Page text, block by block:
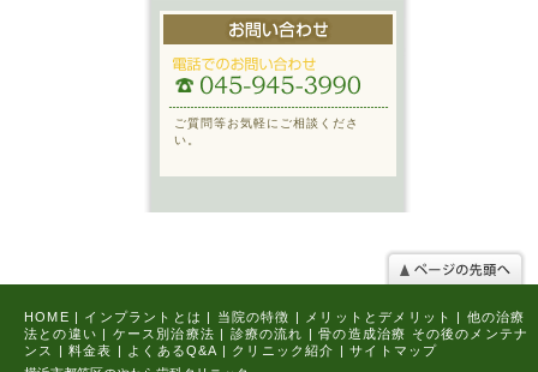
ご質問等お気軽にご相談くださ
い。
HOME | インプラントとは | 当院の特徴 | メリットとデメリット | 他の治療
法との違い | ケース別治療法 | 診療の流れ | 骨の造成治療 その後のメンテナ
ンス
| 料金表 | よくあるQ&A | クリニック紹介 | サイトマップ